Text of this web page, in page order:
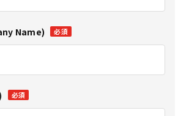
Name) 必須
必須